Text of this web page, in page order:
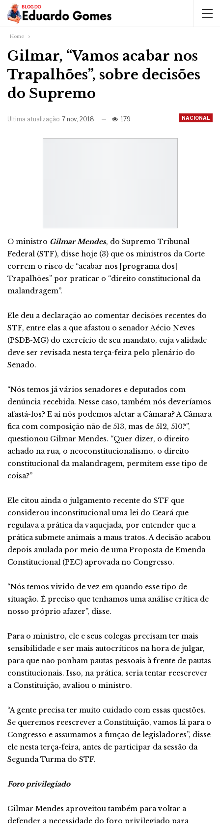
Home
Gilmar, “Vamos acabar nos
Trapalhões”, sobre decisões
do Supremo
NACIONAL
Ultima atualização 7 nov, 2018 179
O ministro Gilmar Mendes, do Supremo Tribunal
Federal (STF), disse hoje (3) que os ministros da Corte
correm o risco de “acabar nos [programa dos]
Trapalhões” por praticar o “direito constitucional da
malandragem”.
Ele deu a declaração ao comentar decisões recentes do
STF, entre elas a que afastou o senador Aécio Neves
(PSDB-MG) do exercício de seu mandato, cuja validade
deve ser revisada nesta terça-feira pelo plenário do
Senado.
“Nós temos já vários senadores e deputados com
denúncia recebida. Nesse caso, também nós deveríamos
afastá-los? E aí nós podemos afetar a Câmara? A Câmara
fica com composição não de 513, mas de 512, 510?”,
questionou Gilmar Mendes. “Quer dizer, o direito
achado na rua, o neoconstitucionalismo, o direito
constitucional da malandragem, permitem esse tipo de
coisa?”
Ele citou ainda o julgamento recente do STF que
considerou inconstitucional uma lei do Ceará que
regulava a prática da vaquejada, por entender que a
prática submete animais a maus tratos. A decisão acabou
depois anulada por meio de uma Proposta de Emenda
Constitucional (PEC) aprovada no Congresso.
“Nós temos vivido de vez em quando esse tipo de
situação. É preciso que tenhamos uma análise crítica de
nosso próprio afazer”, disse.
Para o ministro, ele e seus colegas precisam ter mais
sensibilidade e ser mais autocríticos na hora de julgar,
para que não ponham pautas pessoais à frente de pautas
constitucionais. Isso, na prática, seria tentar reescrever
a Constituição, avaliou o ministro.
“A gente precisa ter muito cuidado com essas questões.
Se queremos reescrever a Constituição, vamos lá para o
Congresso e assumamos a função de legisladores”, disse
ele nesta terça-feira, antes de participar da sessão da
Segunda Turma do STF.
Foro privilegiado
Gilmar Mendes aproveitou também para voltar a
defender a necessidade do foro privilegiado para